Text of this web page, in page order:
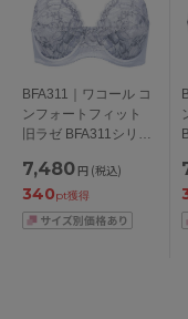
BFA311｜ワコール コ
ンフォートフィット
旧ラゼ BFA311シリー
ルカップ BCDEFカッ
プ アンダー
70/75/80/85/90/95/10
0cm
7,480 円 (税込)
340pt獲得